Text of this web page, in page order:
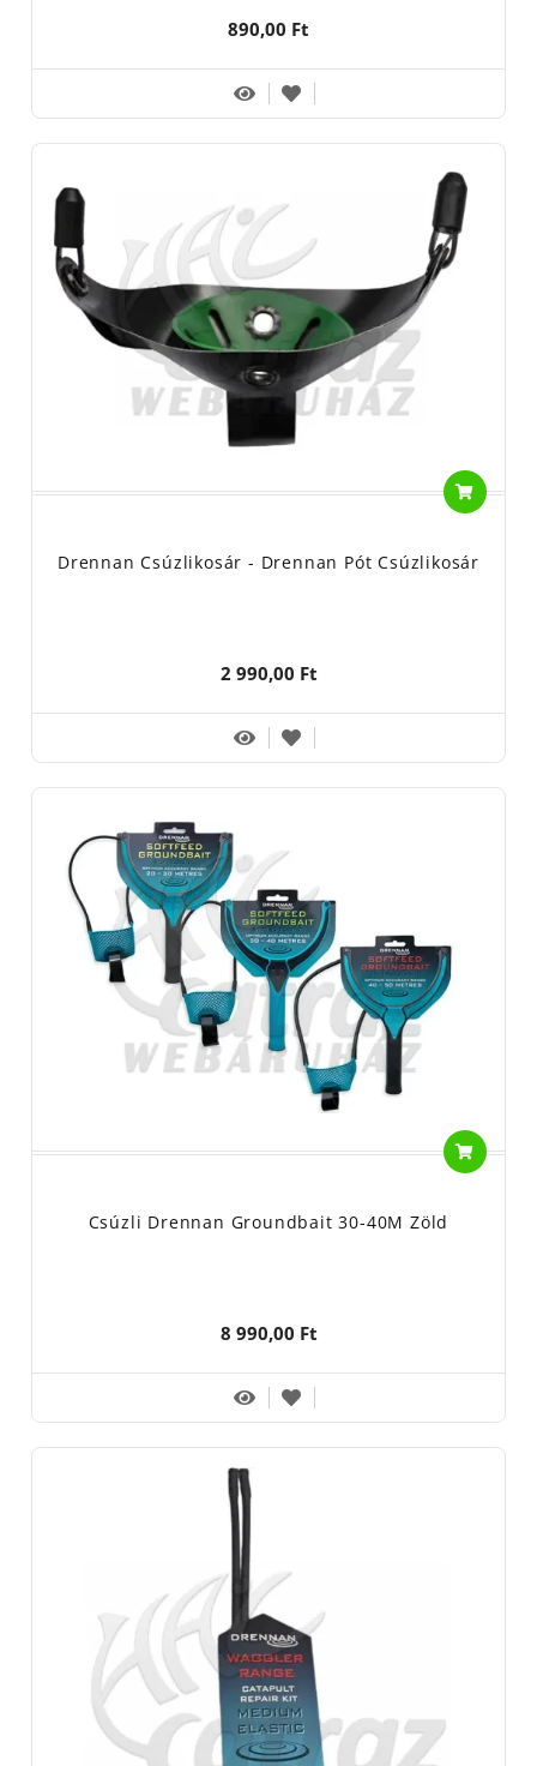
890,00 Ft
Drennan Csúzlikosár - Drennan Pót Csúzlikosár
2 990,00 Ft
Csúzli Drennan Groundbait 30-40M Zöld
8 990,00 Ft